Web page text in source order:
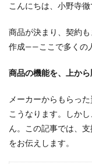
こんにちは、小野寺徹
商品が決まり、契約
作成——ここで多くの
商品の機能を、上か
メーカーからもらっ
こうなります。しか
ん。この記事では、
をお伝えします。